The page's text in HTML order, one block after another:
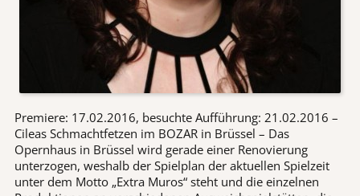
Premiere: 17.02.2016, besuchte Aufführung: 21.02.2016 –
Cileas Schmachtfetzen im BOZAR in Brüssel – Das
Opernhaus in Brüssel wird gerade einer Renovierung
unterzogen, weshalb der Spielplan der aktuellen Spielzeit
unter dem Motto „Extra Muros“ steht und die einzelnen